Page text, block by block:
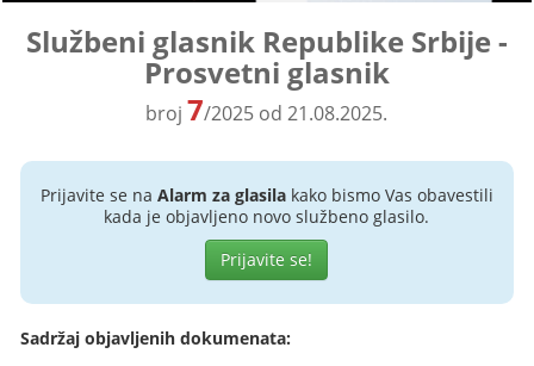
Službeni glasnik Republike Srbije -
Prosvetni glasnik
broj 7/2025 od 21.08.2025.
Prijavite se na Alarm za glasilakako bismo Vas obavestili
kada je objavljeno novo službeno glasilo.
Prijavite se!
Sadržaj objavljenih dokumenata: